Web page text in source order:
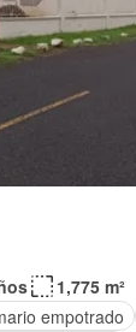
1,775 m²
empotrado